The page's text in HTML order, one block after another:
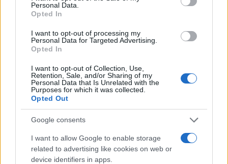
Personal Data.
Opted In
I want to opt-out of processing my
Personal Data for Targeted Advertising.
Opted In
I want to opt-out of Collection, Use,
Retention, Sale, and/or Sharing of my
Personal Data that Is Unrelated with the
Purposes for which it was collected.
Opted Out
Google consents
I want to allow Google to enable storage
related to advertising like cookies on web or
device identifiers in apps.
À lire aussi